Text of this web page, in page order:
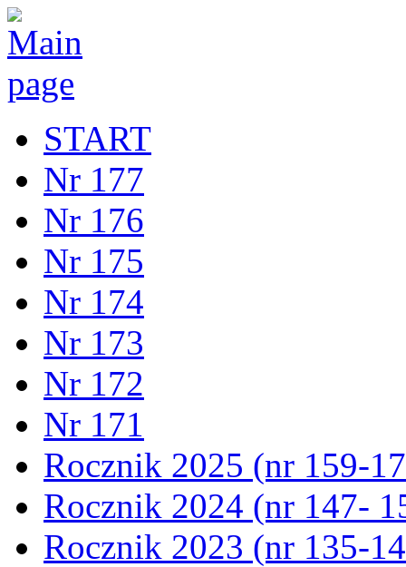
START
Nr 177
Nr 176
Nr 175
Nr 174
Nr 173
Nr 172
Nr 171
Rocznik 2025 (nr 159-
Rocznik 2024 (nr 147-
Rocznik 2023 (nr 135-